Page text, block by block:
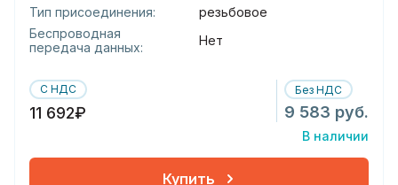
Тип присоединения:
резьбовое
Беспроводная
передача данных:
Нет
С НДС
11 692₽
Без НДС
9 583 руб.
В наличии
Купить